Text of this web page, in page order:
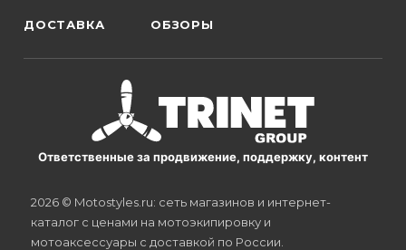
ДОСТАВКА ОБЗОРЫ
Ответственные за продвижение, поддержку, контент
2026 © Motostyles.ru: сеть магазинов и интернет-
каталог с ценами на мотоэкипировку и
мотоаксессуары с доставкой по России.